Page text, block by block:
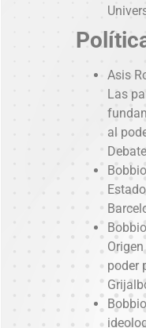
Asis
Las
al
poder